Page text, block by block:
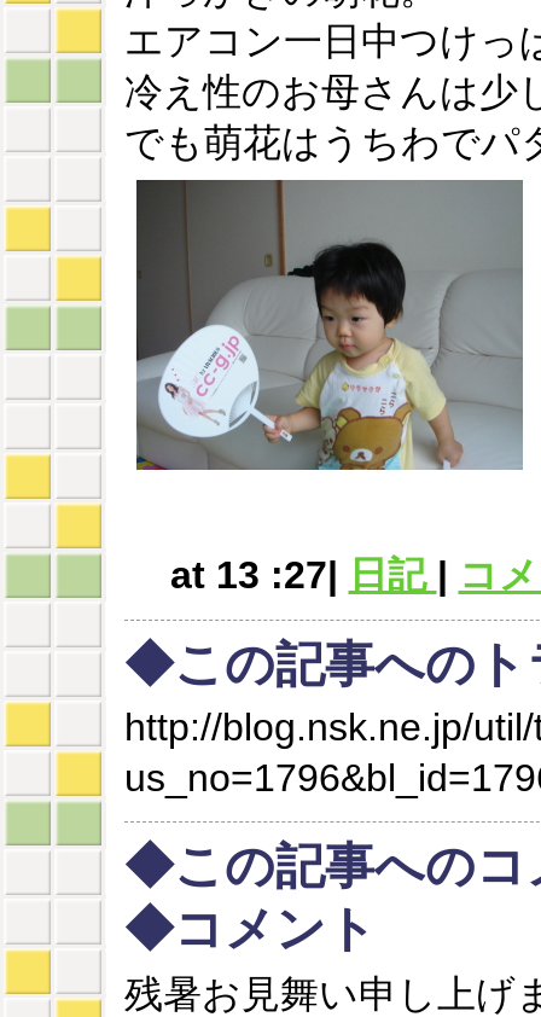
エアコン一日中つけっ
冷え性のお母さんは少
でも萌花はうちわでパ
at 13 :27| 日記 | コ
◆この記事へのト
http://blog.nsk.ne.jp/
◆この記事へのコ
◆コメント
残暑お見舞い申し上げ